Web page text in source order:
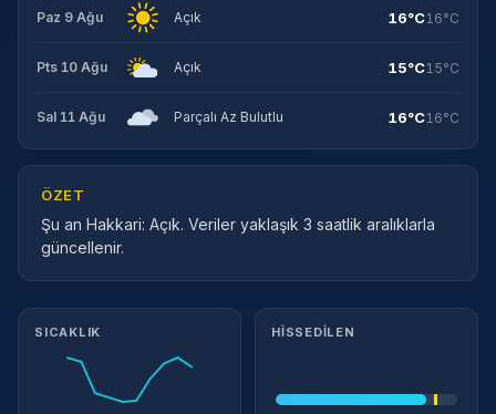
Paz 9 Ağu Açık 16°C16°C
Pts 10 Ağu Açık 15°C15°C
Sal 11 Ağu Parçalı Az Bulutlu 16°C16°C
ÖZET
Şu an Hakkari: Açık. Veriler yaklaşık 3 saatlik aralıklarla
güncellenir.
Meteorolojik ayrıntılar
SICAKLIK HISSEDILEN